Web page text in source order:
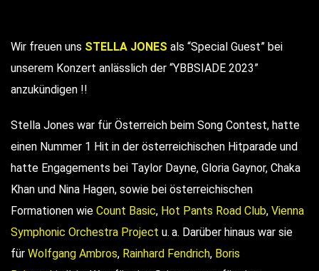
Wir freuen uns STELLA JONES als “Special Guest” bei
unserem Konzert anlässlich der “YBBSIADE 2023”
anzukündigen !!
Stella Jones war für Österreich beim Song Contest, hatte
einen Nummer 1 Hit in der österreichischen Hitparade und
hatte Engagements bei Taylor Dayne, Gloria Gaynor, Chaka
Khan und Nina Hagen, sowie bei österreichischen
Formationen wie Count Basic, Hot Pants Road Club, Vienna
Symphonic Orchestra Project u. a. Darüber hinaus war sie
für Wolfgang Ambros, Rainhard Fendrich, Boris